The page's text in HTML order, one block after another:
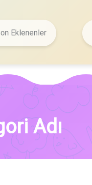
Eklenenler
Adı